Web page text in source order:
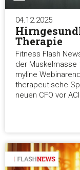
04.12.2025
Therapie
Fitness Flash
der Muskelmasse
myline
therapeutische
neuen CFO vor